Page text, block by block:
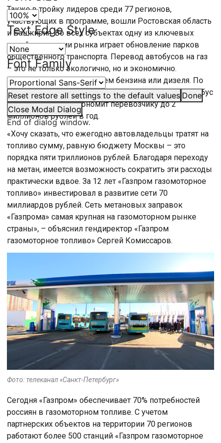
Text Edge Style
Font Family
Reset restore all settings to the default values Done
Close Modal Dialog
End of dialog window.
Также в тройку лидеров среди 77 регионов,
участвующих в программе, вошли Ростовская область
и Башкирия. Во всех субъектах одну из ключевых
ролей в развитии рынка играет обновление парков
общественного транспорта. Перевод автобусов на газ
– это не только экологично, но и экономично.
Стоимость метана ниже, чем бензина или дизеля. По
оценке «Газпром газомоторное топливо», один автобус
большого класса экономит перевозчику до 2
миллионов рублей в год.
«Хочу сказать, что ежегодно автовладельцы тратят на
топливо сумму, равную бюджету Москвы – это
порядка пяти триллионов рублей. Благодаря переходу
на метан, имеется возможность сократить эти расходы
практически вдвое. За 12 лет «Газпром газомоторное
топливо» инвестировал в развитие сети 70
миллиардов рублей. Сеть метановых заправок
«Газпрома» самая крупная на газомоторном рынке
страны», – объяснил гендиректор «Газпром
газомоторное топливо» Сергей Комиссаров.
Фото: телеканал «Санкт-Петербург»
Сегодня «Газпром» обеспечивает 70% потребностей
россиян в газомоторном топливе. С учетом
партнерских объектов на территории 70 регионов
работают более 500 станций «Газпром газомоторное